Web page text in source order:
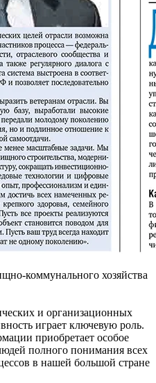
коммунального хозяйства
и организационных
играет ключевую роль.
приобретает особое
полного понимания всех
в нашей большой стране